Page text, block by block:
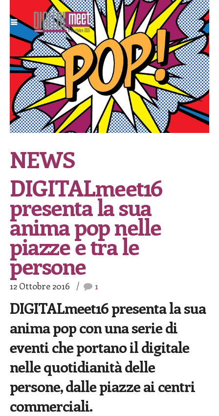
NEWS
DIGITALmeet16
presenta la sua
anima pop nelle
piazze e tra le
persone
12 Ottobre 2016 1
DIGITALmeet16 presenta la sua
anima pop con una serie di
eventi che portano il digitale
nelle quotidianità delle
persone, dalle piazze ai centri
commerciali.